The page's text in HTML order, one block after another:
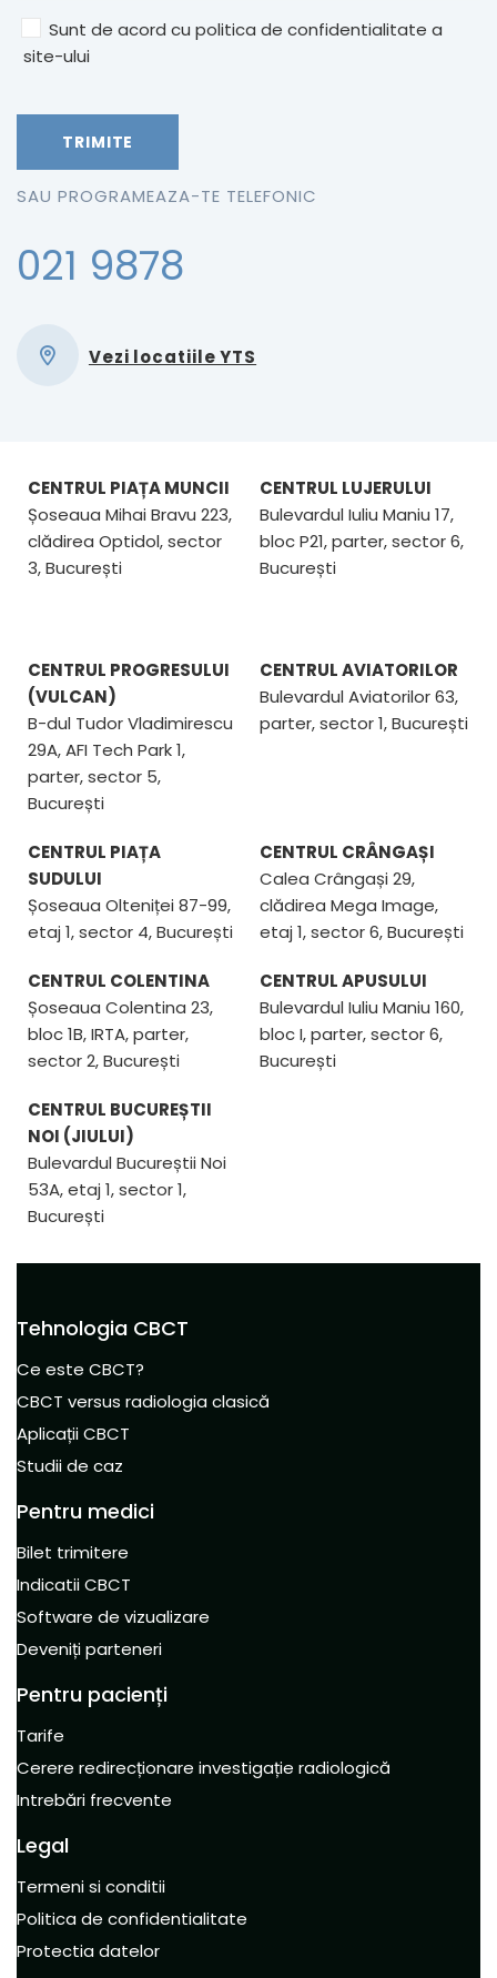
Sunt de acord cu politica de confidentialitate a
site-ului
SAU PROGRAMEAZA-TE TELEFONIC
021 9878
Vezi locatiile YTS
CENTRUL PIAȚA MUNCII
Șoseaua Mihai Bravu 223,
clădirea Optidol, sector
3, București
CENTRUL LUJERULUI
Bulevardul Iuliu Maniu 17,
bloc P21, parter, sector 6,
București
CENTRUL PROGRESULUI
(VULCAN)
B-dul Tudor Vladimirescu
29A, AFI Tech Park 1,
parter, sector 5,
București
CENTRUL AVIATORILOR
Bulevardul Aviatorilor 63,
parter, sector 1, București
CENTRUL PIAȚA
SUDULUI
Șoseaua Olteniței 87-99,
etaj 1, sector 4, București
CENTRUL CRÂNGAȘI
Calea Crângași 29,
clădirea Mega Image,
etaj 1, sector 6, București
CENTRUL COLENTINA
Șoseaua Colentina 23,
bloc 1B, IRTA, parter,
sector 2, București
CENTRUL APUSULUI
Bulevardul Iuliu Maniu 160,
bloc I, parter, sector 6,
București
CENTRUL BUCUREȘTII
NOI (JIULUI)
Bulevardul Bucureștii Noi
53A, etaj 1, sector 1,
București
Tehnologia CBCT
Ce este CBCT?
CBCT versus radiologia clasică
Aplicații CBCT
Studii de caz
Pentru medici
Bilet trimitere
Indicatii CBCT
Software de vizualizare
Deveniți parteneri
Pentru pacienți
Tarife
Cerere redirecționare investigație radiologică
Intrebări frecvente
Legal
Termeni si conditii
Politica de confidentialitate
Protectia datelor